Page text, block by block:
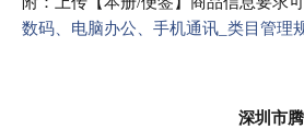
数码、电脑办公、手机通讯_类目管理
深圳市